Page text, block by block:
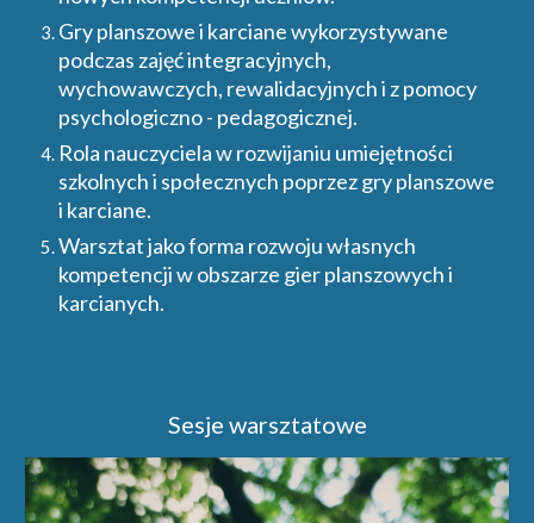
Gry planszowe i karciane wykorzystywane
podczas zajęć integracyjnych,
wychowawczych, rewalidacyjnych i z pomocy
psychologiczno - pedagogicznej.
Rola nauczyciela w rozwijaniu umiejętności
szkolnych i społecznych poprzez gry planszowe
i karciane.
Warsztat jako forma rozwoju własnych
kompetencji w obszarze gier planszowych i
karcianych.
Sesje warsztatowe